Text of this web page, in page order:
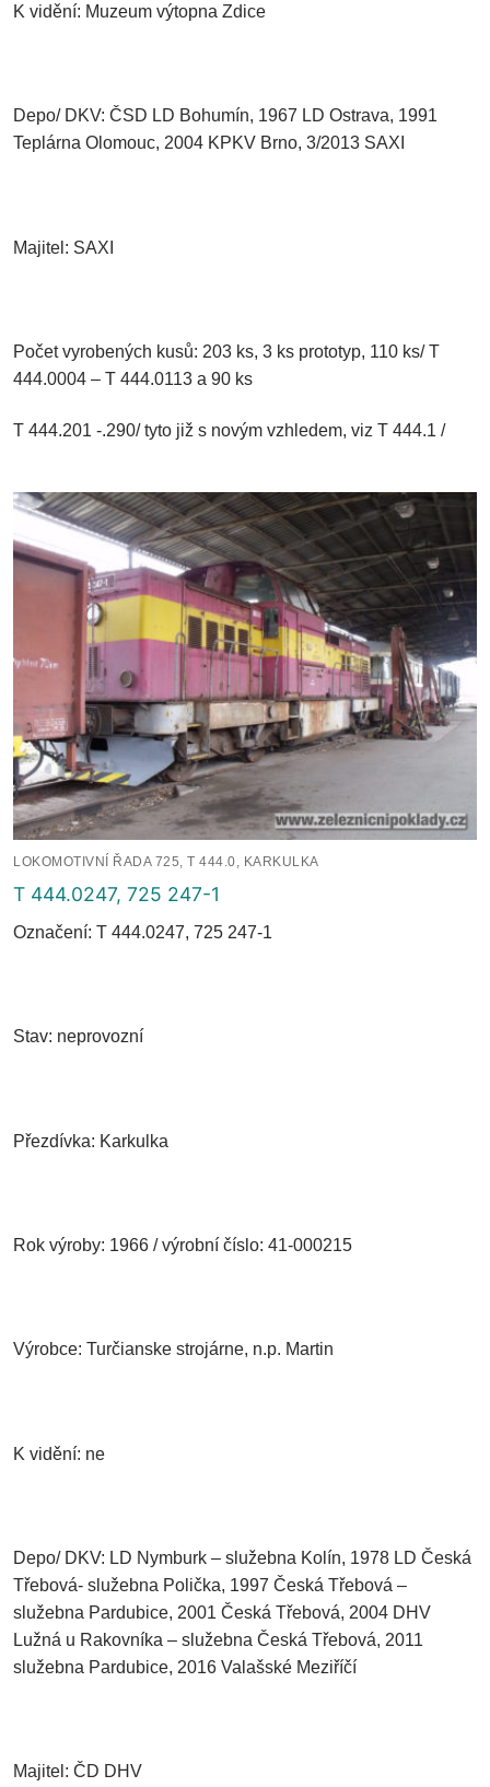
K vidění: Muzeum výtopna Zdice
Depo/ DKV: ČSD LD Bohumín, 1967 LD Ostrava, 1991
Teplárna Olomouc, 2004 KPKV Brno, 3/2013 SAXI
Majitel: SAXI
Počet vyrobených kusů: 203 ks, 3 ks prototyp, 110 ks/ T
444.0004 – T 444.0113 a 90 ks
T 444.201 -.290/ tyto již s novým vzhledem, viz T 444.1 /
LOKOMOTIVNÍ ŘADA 725, T 444.0, KARKULKA
T 444.0247, 725 247-1
Označení: T 444.0247, 725 247-1
Stav: neprovozní
Přezdívka: Karkulka
Rok výroby: 1966 / výrobní číslo: 41-000215
Výrobce: Turčianske strojárne, n.p. Martin
K vidění: ne
Depo/ DKV: LD Nymburk – služebna Kolín, 1978 LD Česká
Třebová- služebna Polička, 1997 Česká Třebová –
služebna Pardubice, 2001 Česká Třebová, 2004 DHV
Lužná u Rakovníka – služebna Česká Třebová, 2011
služebna Pardubice, 2016 Valašské Meziříčí
Majitel: ČD DHV